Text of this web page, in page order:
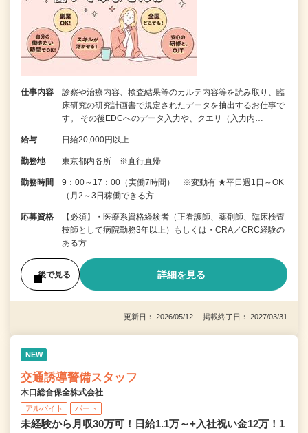
仕事内容
診察や治療内容、検査結果等のカルテ内容等を読み取り、臨
床研究の研究計画書で規定されたデータを抽出するお仕事で
す。 その後EDCへのデータ入力や、クエリ（入力内…
給与 日給20,000円以上
勤務地 東京都内各所 ※直行直帰
勤務時間
9：00～17：00（実働7時間） ※変動有 ★平日週1日～OK
（月2～3日稼働できる方…
応募資格
【必須】・医療系資格経験者（正看護師、薬剤師、臨床検査
技師として病院勤務3年以上）もしくは・CRA／CRC経験の
ある方
後で見る 詳細を見る
更新日： 2026/05/12 掲載終了日： 2027/03/31
NEW
交通誘導警備スタッフ
木口総合保全株式会社
アルバイト パート
未経験から月収30万可！日給1.1万～+入社祝い金12万！1